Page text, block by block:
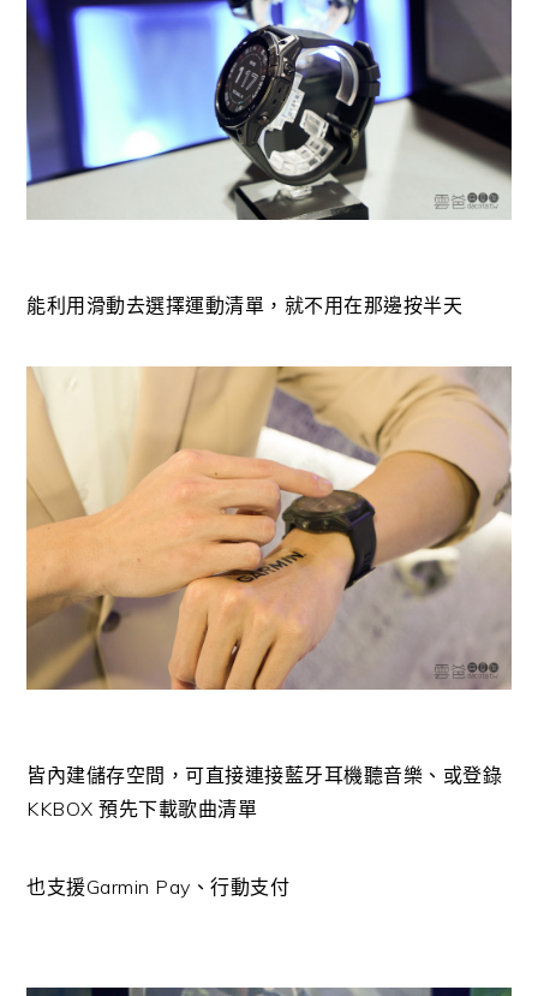
能利用滑動去選擇運動清單，就不用在那邊按半天
皆內建儲存空間，可直接連接藍牙耳機聽音樂、或登錄
KKBOX 預先下載歌曲清單
也支援Garmin Pay、行動支付